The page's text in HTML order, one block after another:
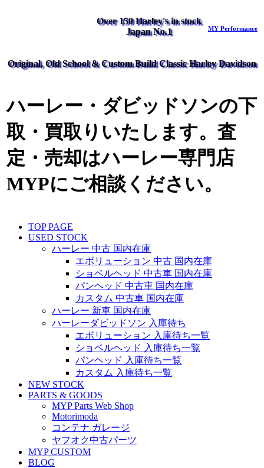
Over 150 Harley's in stock
Japan No.1
MY Performance
Original, Old School & Custom Build Classic Harley Davidson
ハーレー・ダビッドソンの下
取・買取りいたします。査
定・売却はハーレー専門店
MYPにご相談ください。
TOP PAGE
USED STOCK
ハーレー 中古 国内在庫
エボリューション 中古 国内在庫
ショベルヘッド 中古車 国内在庫
パンヘッド 中古車 国内在庫
カスタム 中古車 国内在庫
ハーレー 新車 国内在庫
ハーレーダビッドソン 入庫待ち
エボリューション 入庫待ち一覧
ショベルヘッド 入庫待ち一覧
パンヘッド 入庫待ち一覧
カスタム 入庫待ち一覧
NEW STOCK
PARTS & GOODS
MYP Parts Web Shop
Motorimoda
コンテナ ガレージ
ヤフオク中古パーツ
MYP CUSTOM
BLOG